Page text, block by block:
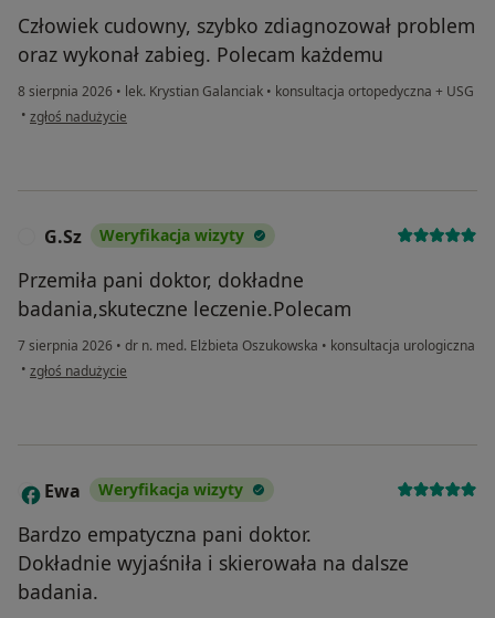
Człowiek cudowny, szybko zdiagnozował problem
oraz wykonał zabieg. Polecam każdemu
8 sierpnia 2026 • lek. Krystian Galanciak • konsultacja ortopedyczna + USG
• w opinii użytkownika Grzegorz
zgłoś nadużycie
G.Sz Weryfikacja wizyty
Przemiła pani doktor, dokładne
badania,skuteczne leczenie.Polecam
7 sierpnia 2026 • dr n. med. Elżbieta Oszukowska • konsultacja urologiczna
• w opinii użytkownika G.Sz
zgłoś nadużycie
E Ewa Weryfikacja wizyty
Bardzo empatyczna pani doktor.
Dokładnie wyjaśniła i skierowała na dalsze
badania.